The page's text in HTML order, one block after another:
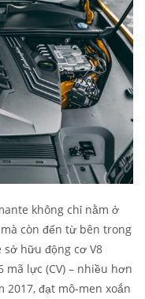
không chỉ nằm ở
còn đến từ bên trong
hữu động cơ V8
lực (CV) – nhiều hơn
2017, đạt mô-men xoắn